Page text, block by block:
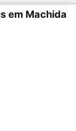
em Machida